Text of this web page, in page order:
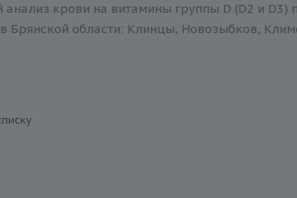
крови на витамины группы D (D2 и D3)
Брянской области: Клинцы, Новозыбков,